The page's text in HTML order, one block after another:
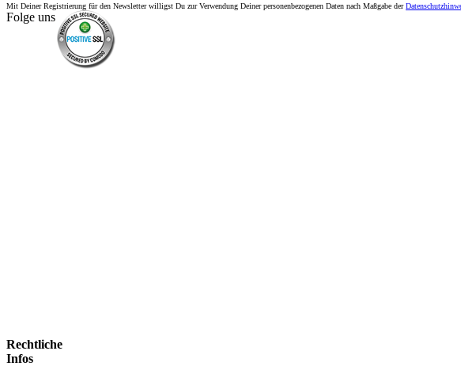
Mit Deiner Registrierung für den Newsletter willigst Du zur Verwendung Deiner personenbezogenen Daten nach Maßgabe der
Folge uns
Rechtliche
Infos